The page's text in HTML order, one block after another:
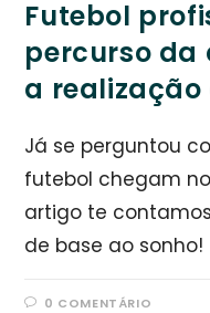
Futebol
percurso da
a realização
Já se perguntou
futebol chegam
artigo te
de base ao sonho!
0 COMENTÁRIO